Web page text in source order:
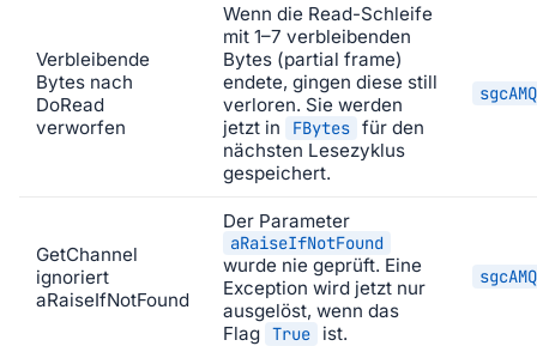
Verbleibende
Bytes nach
DoRead
verworfen
Wenn die Read-Schleife
mit 1–7 verbleibenden
Bytes (partial frame)
endete, gingen diese still
verloren. Sie werden
jetzt in
FBytes für den
nächsten Lesezyklus
gespeichert.
GetChannel
ignoriert
aRaiseIfNotFound
Der Parameter
aRaiseIfNotFound
wurde nie geprüft. Eine
Exception wird jetzt nur
ausgelöst, wenn das
Flag True ist.